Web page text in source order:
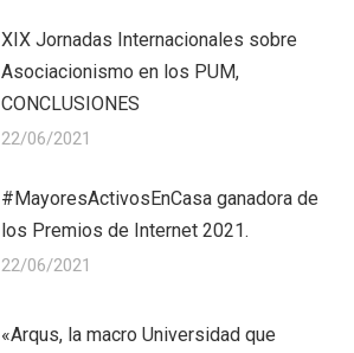
XIX Jornadas Internacionales sobre
Asociacionismo en los PUM,
CONCLUSIONES
22/06/2021
#MayoresActivosEnCasa ganadora de
los Premios de Internet 2021.
22/06/2021
«Arqus, la macro Universidad que